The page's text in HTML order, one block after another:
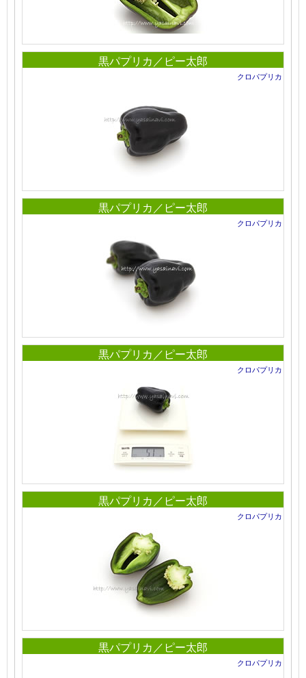
黒パプリカ／ピー太郎
クロパプリカ
黒パプリカ／ピー太郎
クロパプリカ
黒パプリカ／ピー太郎
クロパプリカ
黒パプリカ／ピー太郎
クロパプリカ
黒パプリカ／ピー太郎
クロパプリカ